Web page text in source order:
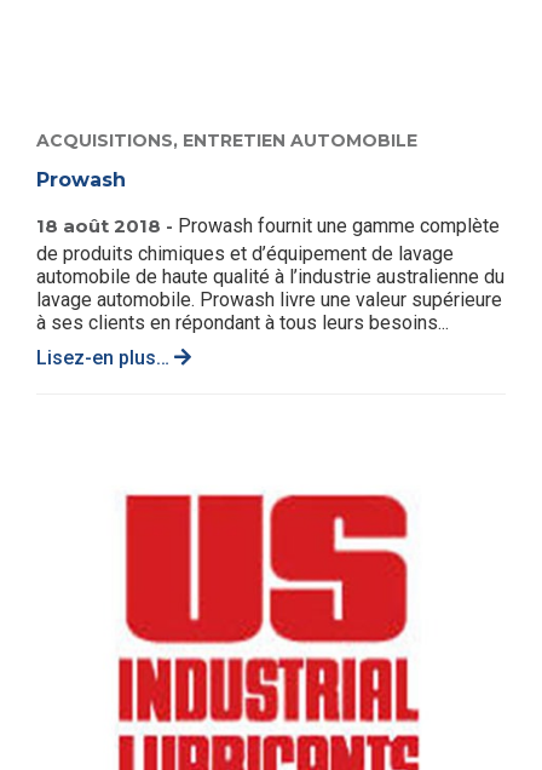
ACQUISITIONS, ENTRETIEN AUTOMOBILE
Prowash
18 août 2018 - Prowash fournit une gamme complète
de produits chimiques et d’équipement de lavage
automobile de haute qualité à l’industrie australienne du
lavage automobile. Prowash livre une valeur supérieure
à ses clients en répondant à tous leurs besoins...
Lisez-en plus…